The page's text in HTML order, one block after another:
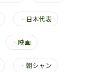
・ 日本代表
・映画
・ 朝シャン